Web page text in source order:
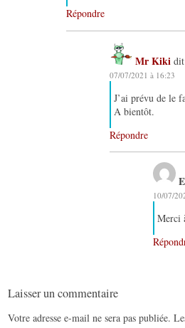
Répondre
Mr Kiki
07/07/2021 à 16:23
J’ai prévu de le
A bientôt.
Répondre
10/07/
Merci
Laisser un commentaire
Votre adresse e-mail ne sera pas publiée.